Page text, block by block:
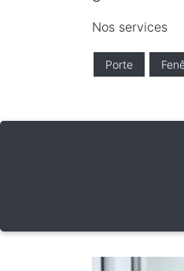
Nos services
Porte